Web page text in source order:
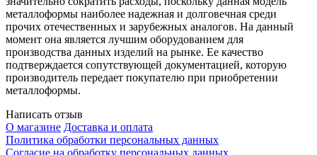
металлоформы наиболее надежная и долговечная среди
прочих отечественных и зарубежных аналогов. На данный
момент она является лучшим оборудованием для
производства данных изделий на рынке. Ее качество
подтверждается сопутствующей документацией, которую
производитель передает покупателю при приобретении
металлоформы.
Написать отзыв
О магазине Доставка и оплата
Политика обработки персональных данных